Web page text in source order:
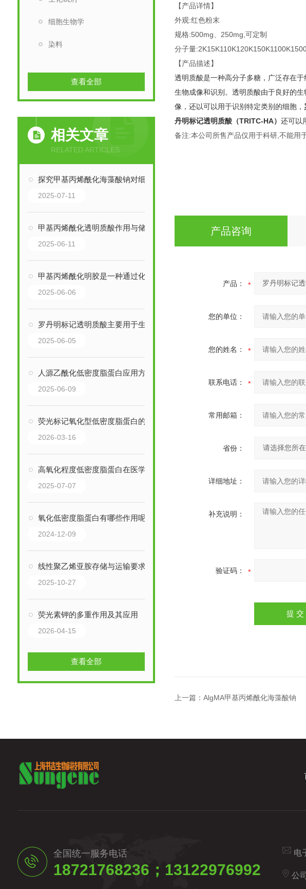
细胞生物学
染料
查看全部
相关文章
RELATED ARTICLES
探究甲基丙烯酰化海藻酸钠对细胞相容性的影响
2025-07-11
甲基丙烯酰化透明质酸作用与储存要求
2025-06-11
甲基丙烯酰化明胶是一种通过化学改性得到的功能性生物材料
2025-06-06
罗丹明标记透明质酸主要用于生物成像和识别
2025-06-05
人源乙酰化低密度脂蛋白应用方向分析
2025-06-09
荧光标记氧化型低密度脂蛋白的作用体现在哪些方面
2026-03-16
高氧化程度低密度脂蛋白在医学和科研领域有多种重要应用
2025-07-07
氧化低密度脂蛋白有哪些作用呢?
2024-12-09
线性聚乙烯亚胺存储与运输要求
2025-10-27
荧光素钾的多重作用及其应用
2026-04-15
查看全部
【产品详情】
外观:红色粉末
规格:500mg、250mg,可定制
分子量
【产品描述】
透明质酸是一种高分子多糖，广泛存在
生物成像和识别。透明质酸由于良好的
像，还以可以用于识别特定类别的细胞，
丹明标记透明质酸（TRITC-HA）还可以
备注:本公司所售产品仅用于科研,不能用
产品咨询
产品：
您的单位：
您的姓名：
联系电话：
常用邮箱：
省份：
详细地址：
补充说明：
验证码：
上一篇：AlgMA甲基丙烯酰化海藻酸钠
全国统一服务电话
18721768236；13122976992
电
公